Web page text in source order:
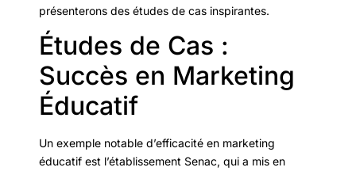
présenterons des études de cas inspirantes.
Études de Cas :
Succès en Marketing
Éducatif
Un exemple notable d’efficacité en marketing
éducatif est l’établissement Senac, qui a mis en